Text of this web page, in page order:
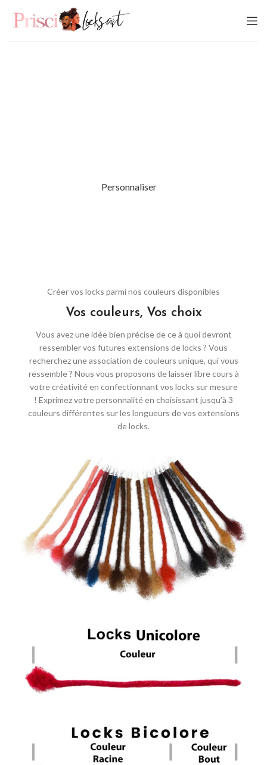
Personnaliser
Créer vos locks parmi nos couleurs disponibles
Vos couleurs, Vos choix​
Vous avez une idée bien précise de ce à quoi devront
ressembler vos futures extensions delocks ? Vous
recherchez une association de couleurs unique, qui vous
ressemble ? Nous vous proposons de laisser libre cours à
votre créativité en confectionnant vos locks sur mesure
! Exprimez votre personnalité en choisissant jusqu’à 3
couleurs différentes sur les longueurs de vos extensions
delocks.